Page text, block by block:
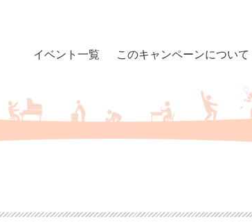
イベント一覧 このキャンペーンについて